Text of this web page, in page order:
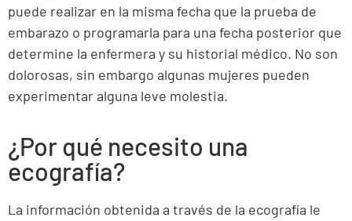
puede realizar en la misma fecha que la prueba de
embarazo o programarla para una fecha posterior que
determine la enfermera y su historial médico. No son
dolorosas, sin embargo algunas mujeres pueden
experimentar alguna leve molestia.
¿Por qué necesito una
ecografía?
La información obtenida a través de la ecografía le